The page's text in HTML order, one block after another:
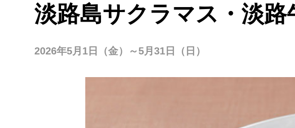
淡路島サクラマス・淡路
2026年5月1日（金）～5月31日（日）